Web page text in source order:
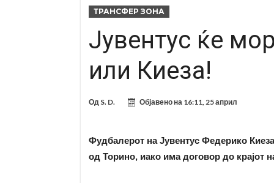
Голем удар за Барселона:
Фотографија од авион ги
Потресни сцени на погребот
(ВИДЕО) Голема трагедија:
Барселона подготвува
Шпанија „трепери“ поради
ТРАНСФЕР ЗОНА
Јувентус ќе
или Киеза!
Од S. D. Објавено на 16:11, 25 април
Фудбалерот на Јувентус Федерико
од Торино, иако има договор до крајот